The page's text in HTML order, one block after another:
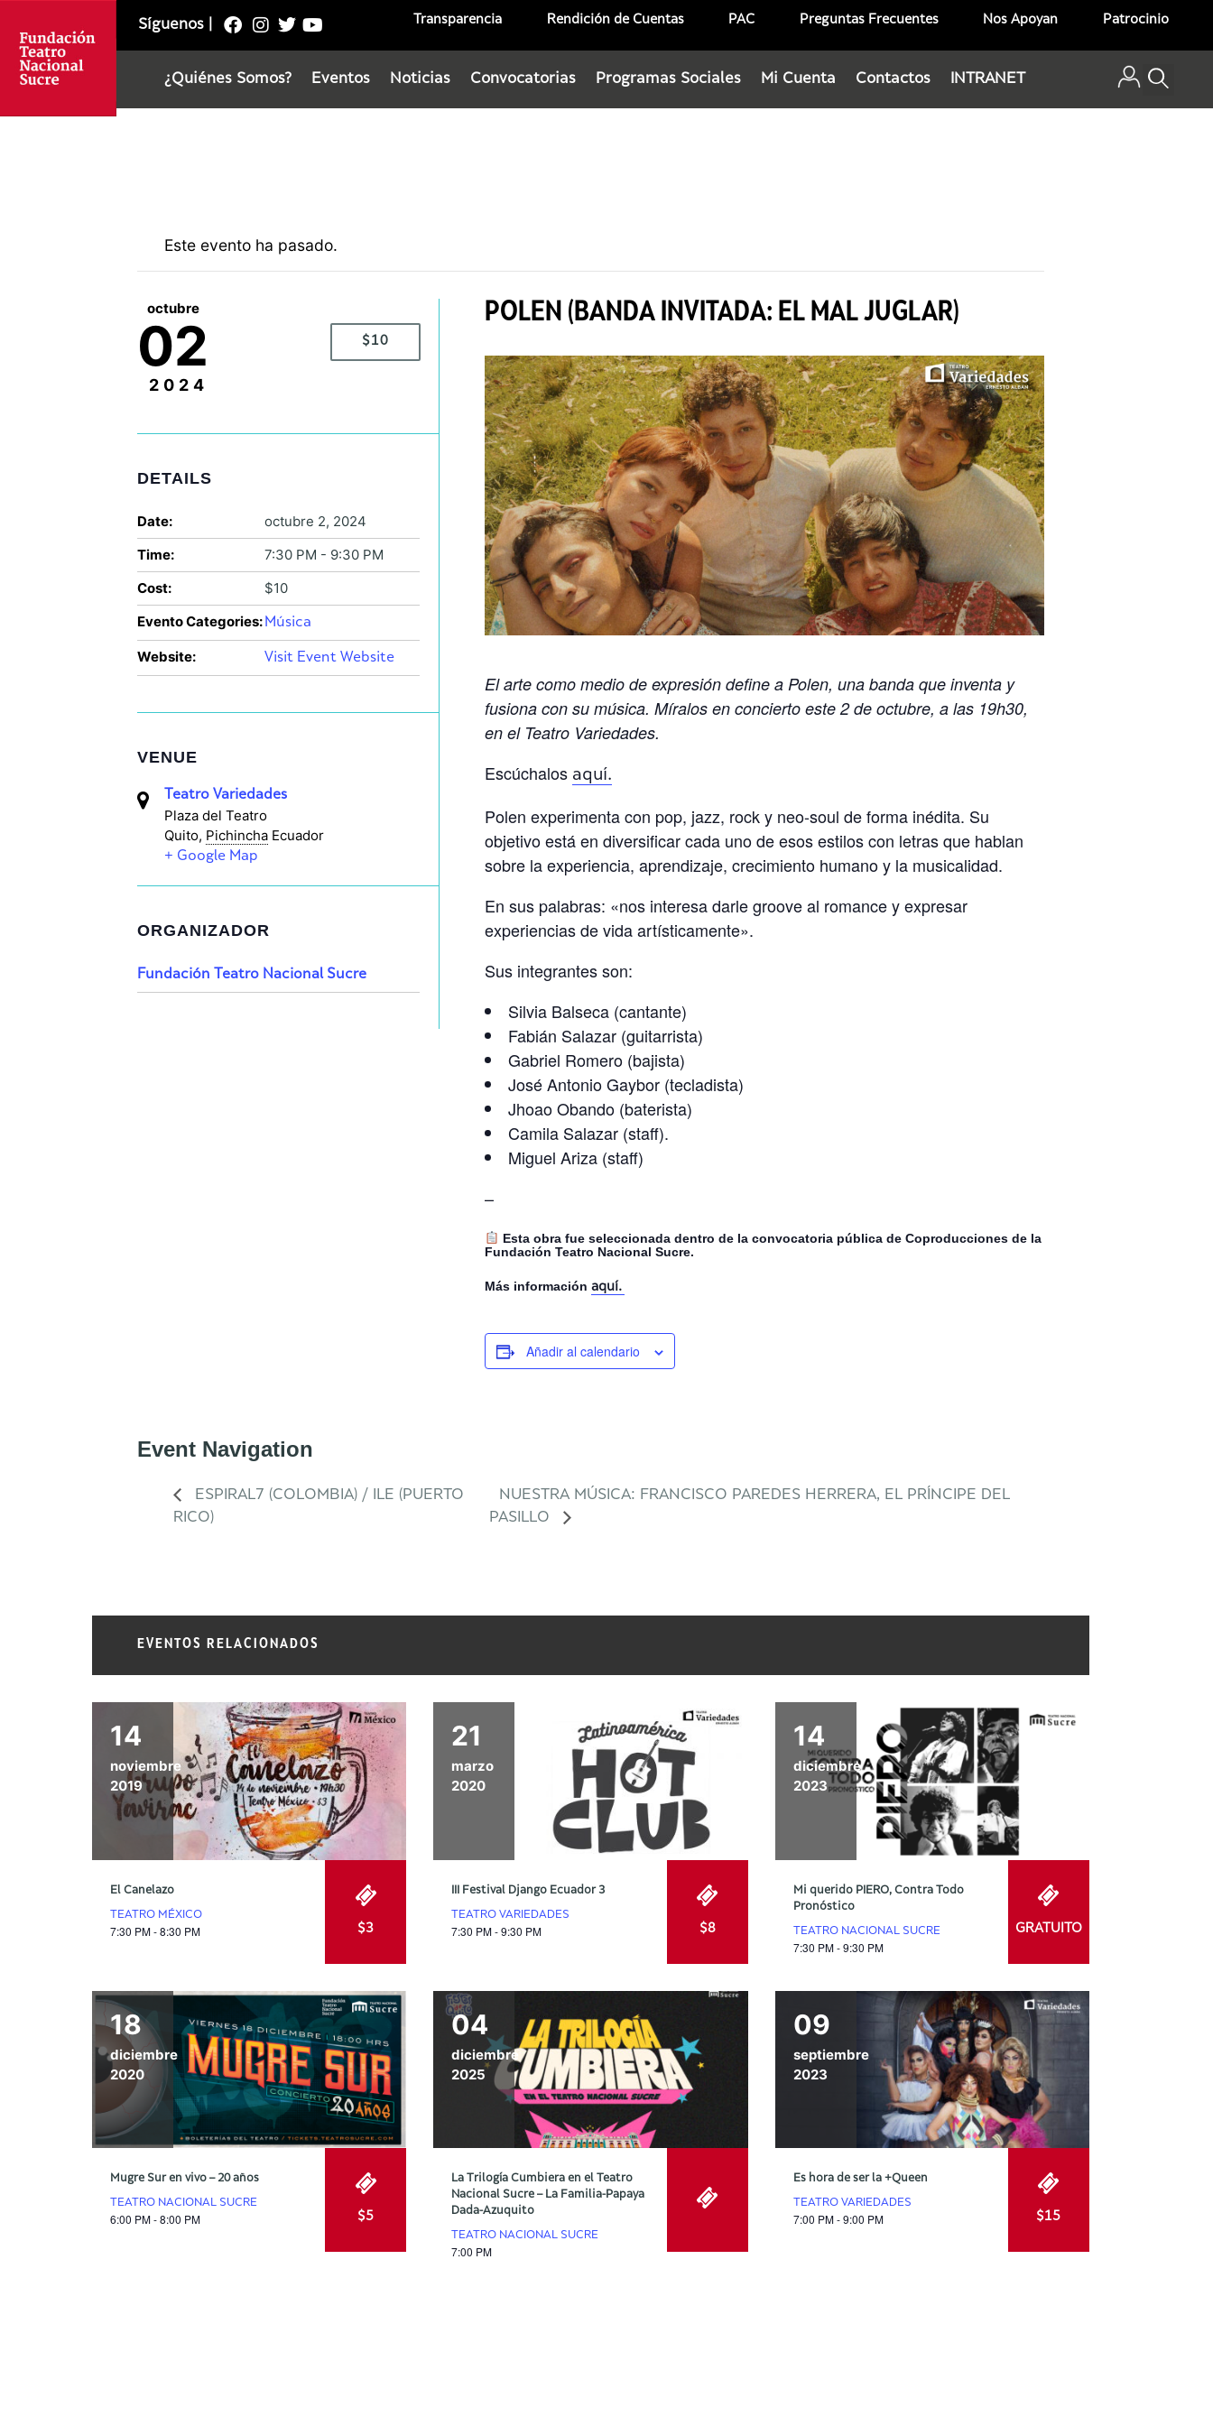
Síguenos Transparencia Rendición de Cuentas PAC Preguntas Frecuentes Nos Apoyan Patrocinio
¿Quiénes Somos? Eventos Noticias Convocatorias Programas Sociales Mi Cuenta Contactos INTRANET
Este evento ha pasado.
POLEN (BANDA INVITADA: EL MAL JUGLAR)
El arte como medio de expresión define a Polen, una banda que inventa y
fusiona con su música. Míralos en concierto este 2 de octubre, a las 19h30,
en el Teatro Variedades.
Escúchalos aquí.
Polen experimenta con pop, jazz, rock y neo-soul de forma inédita. Su
objetivo está en diversificar cada uno de esos estilos con letras que hablan
sobre la experiencia, aprendizaje, crecimiento humano y la musicalidad.
En sus palabras: «nos interesa darle groove al romance y expresar
experiencias de vida artísticamente».
Sus integrantes son:
Silvia Balseca (cantante)
Fabián Salazar (guitarrista)
Gabriel Romero (bajista)
José Antonio Gaybor (tecladista)
Jhoao Obando (baterista)
Camila Salazar (staff).
Miguel Ariza (staff)
–
Esta obra fue seleccionada dentro de la convocatoria pública de Coproducciones de la
Fundación Teatro Nacional Sucre.
Más información aquí.
Añadir al calendario
octubre
02
2024
$10
DETAILS
Date:
octubre 2, 2024
Time:
7:30 PM - 9:30 PM
Cost:
$10
Evento Categories: Música
Website: Visit Event Website
VENUE
Teatro Variedades
Plaza del Teatro
Quito, Pichincha Ecuador
+ Google Map
ORGANIZADOR
Fundación Teatro Nacional Sucre
Event Navigation
ESPIRAL7 (COLOMBIA) / ILE (PUERTO
RICO)
NUESTRA MÚSICA: FRANCISCO PAREDES HERRERA, EL PRÍNCIPE DEL
PASILLO
EVENTOS RELACIONADOS
14
noviembre
2019
El Canelazo
TEATRO MÉXICO
7:30 PM - 8:30 PM $3
21
marzo
2020
III Festival Django Ecuador 3
TEATRO VARIEDADES
7:30 PM - 9:30 PM $8
14
diciembre
2023
Mi querido PIERO, Contra Todo
Pronóstico
TEATRO NACIONAL SUCRE
7:30 PM - 9:30 PM
GRATUITO
18
diciembre
2020
Mugre Sur en vivo – 20 años
TEATRO NACIONAL SUCRE
6:00 PM - 8:00 PM $5
04
diciembre
2025
La Trilogía Cumbiera en el Teatro
Nacional Sucre – La Familia-Papaya
Dada-Azuquito
TEATRO NACIONAL SUCRE
7:00 PM
09
septiembre
2023
Es hora de ser la +Queen
TEATRO VARIEDADES
7:00 PM - 9:00 PM $15